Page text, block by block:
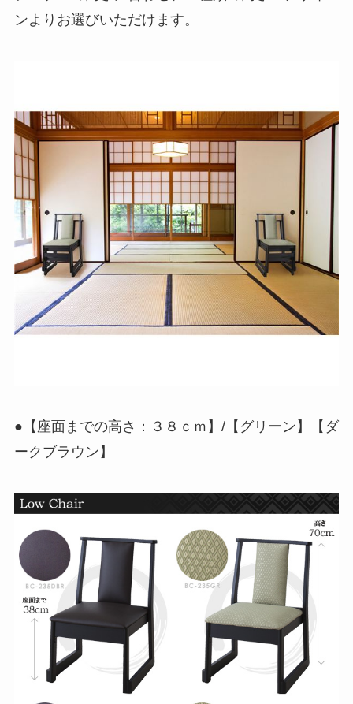
ンよりお選びいただけます。
●【座面までの高さ：３８ｃｍ】/【グリーン】【ダ
ークブラウン】